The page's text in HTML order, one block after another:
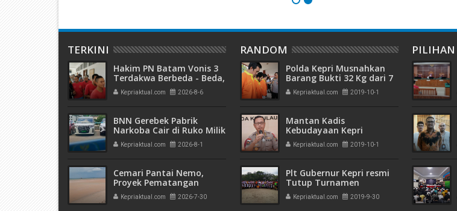
TERKINI
Hakim PN Batam Vonis 3
Terdakwa Berbeda - Beda,
Fahrurazi Muazamsyah 8
Bulan, Azzah Azzurah dan
Bulan
Kepriaktual.com 2026-8-6
BNN Gerebek Pabrik
Narkoba Cair di Ruko Milik
AHr, Alphard Disita
Terdaftar Atas Nama PT
Kepriaktual.com 2026-8-1
Cemari Pantai Nemo,
Proyek Pematangan
Lahan Teluk Mata Ikan
Diduga Tidak Kantongi
Kepriaktual.com 2026-7-30
RANDOM
Polda Kepri Musnahkan
Barang Bukti 32 Kg dari 7
Orang Tersangka
Kepriaktual.com 2019-10-1
Mantan Kadis
Kebudayaan Kepri
Ditahan Polda Kepri
Kepriaktual.com 2019-10-1
Plt Gubernur Kepri resmi
Tutup Turnamen
Sepakbola Cup Pemuda
KM 8 di Tanjungbatu
Kepriaktual.com 2019-9-30
PILIHAN